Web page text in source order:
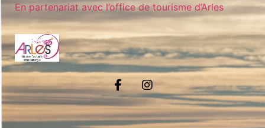
En partenariat avec l’office de tourisme d’Arles